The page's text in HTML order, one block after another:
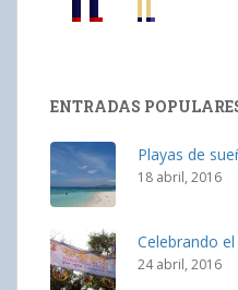
ENTRADAS
Playas de
18 abril, 2016
Celebrando
24 abril, 2016